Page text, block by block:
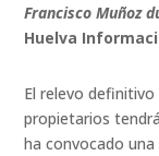
Francisco Muñoz
Huelva
El relevo
propietarios
ha convocado